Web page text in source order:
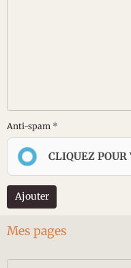
Anti-spam
CLIQUEZ POUR
Ajouter
Mes pages